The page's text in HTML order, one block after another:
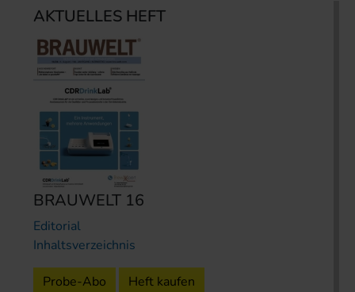
AKTUELLES HEFT
BRAUWELT 16
Editorial
Inhaltsverzeichnis
Probe-Abo Heft kaufen